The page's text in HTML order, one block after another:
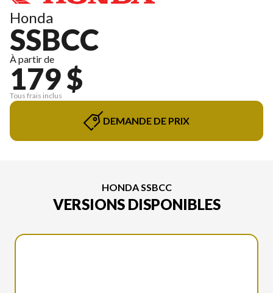
Honda
SSBCC
À partir de
179 $
Tous frais inclus
DEMANDE DE PRIX
HONDA SSBCC
VERSIONS DISPONIBLES